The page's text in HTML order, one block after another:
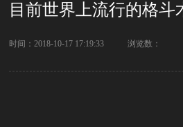
目前世界上流行的格斗
时间：2018-10-17 17:19:33 浏览数：